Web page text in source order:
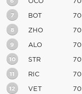
7 BOT 70
8 ZHO 70
9 ALO 70
10 STR 70
11 RIC 70
12 VET 70